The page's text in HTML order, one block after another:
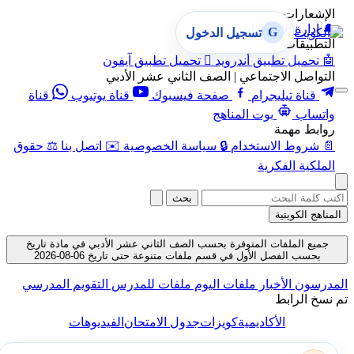
الإشعارات
🔔 إدارة الإشعارات
التطبيقات
🤖 تحميل تطبيق أندرويد  تحميل تطبيق آيفون
التواصل الاجتماعي | الصف الثاني عشر الأدبي
قناة تيليجرام
صفحة فيسبوك قناة يوتيوب
قناة
واتساب
بوت المناهج
روابط مهمة
📄 شروط الاستخدام 🔒 سياسة الخصوصية ✉️ اتصل بنا ⚖️ حقوق
الملكية الفكرية
G تسجيل الدخول
بحث
المناهج الكويتية
جميع الملفات المتوفرة بحسب الصف الثاني عشر الأدبي في مادة تاريخ
بحسب الفصل الأول في قسم ملفات متنوعة حتى تاريخ 06-08-2026
المدرسون الأخبار ملفات اليوم ملفات للمدرس التقويم المدرسي
تم نسخ الرابط
الأكاديميةكويزاتجدول الامتحانالفيديوهات